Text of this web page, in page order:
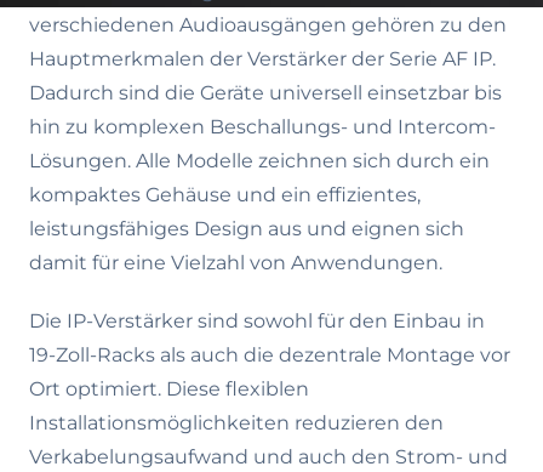
verschiedenen Audioausgängen gehören zu den
Hauptmerkmalen der Verstärker der Serie AF IP.
Dadurch sind die Geräte universell einsetzbar bis
hin zu komplexen Beschallungs- und Intercom-
Lösungen. Alle Modelle zeichnen sich durch ein
kompaktes Gehäuse und ein effizientes,
leistungsfähiges Design aus und eignen sich
damit für eine Vielzahl von Anwendungen.
Die IP-Verstärker sind sowohl für den Einbau in
19-Zoll-Racks als auch die dezentrale Montage vor
Ort optimiert. Diese flexiblen
Installationsmöglichkeiten reduzieren den
Verkabelungsaufwand und auch den Strom- und